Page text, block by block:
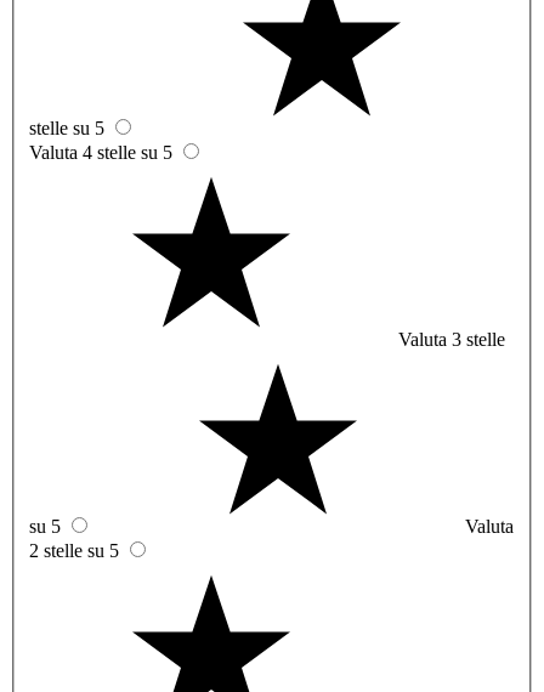
stelle su 5
Valuta 4 stelle su 5
Valuta 3 stelle
su 5
Valuta
2 stelle su 5